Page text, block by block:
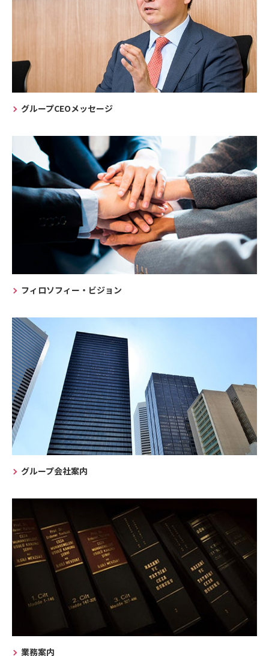
グループCEOメッセージ
フィロソフィー・ビジョン
グループ会社案内
業務案内